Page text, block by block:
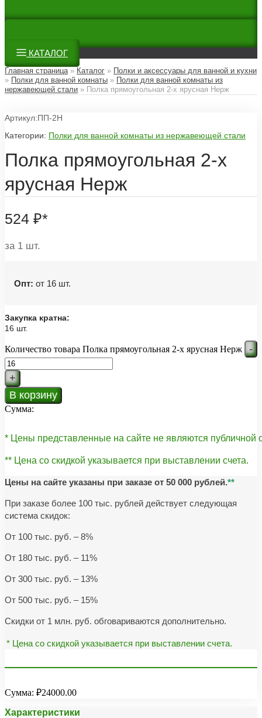
КАТАЛОГ
Главная страница» Каталог » Полки и аксессуары для ванной и кухни
» Полки для ванной комнаты » Полки для ванной комнаты из
нержавеющей стали » Полка прямоугольная 2-х ярусная Нерж
Артикул:ПП-2Н
Категории: Полки для ванной комнаты из нержавеющей стали
Полка прямоугольная 2-х
ярусная Нерж
524 ₽*
за 1 шт.
Опт: от 16 шт.
Закупка кратна:
16 шт.
Количество товара Полка прямоугольная 2-х ярусная Нерж -
+
В корзину
Сумма:
* Цены представленные на сайте не являются публичной
** Цена со скидкой указывается при выставлении счета.
Цены на сайте указаны при заказе от 50 000 рублей.**
При заказе более 100 тыс. рублей действует следующая
система скидок:
От 100 тыс. руб. – 8%
От 180 тыс. руб. – 11%
От 300 тыс. руб. – 13%
От 500 тыс. руб. – 15%
Скидки от 1 млн. руб. обговариваются дополнительно.
* Цена со скидкой указывается при выставлении счета.
Сумма: ₽24000.00
Характеристики